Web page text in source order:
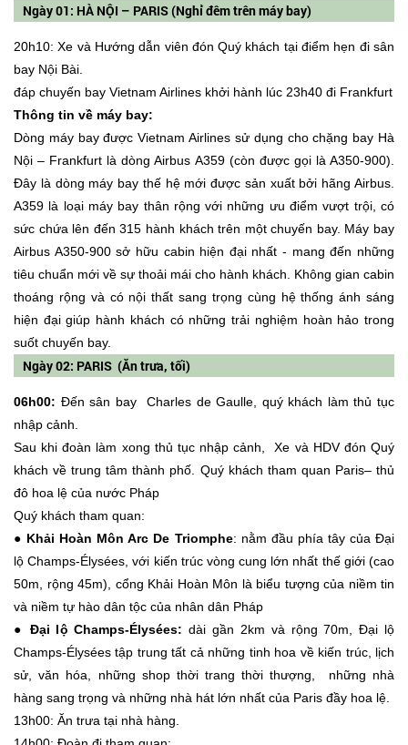
Ngày 01: HÀ NỘI – PARIS (Nghỉ đêm trên máy bay)
20h10: Xe và Hướng dẫn viên đón Quý khách tại điểm hẹn đi sân
bay Nội Bài.
đáp chuyến bay Vietnam Airlines khởi hành lúc 23h40 đi Frankfurt
Thông tin về máy bay:
Dòng máy bay được Vietnam Airlines sử dụng cho chặng bay Hà
Nội – Frankfurt là dòng Airbus A359 (còn được gọi là A350-900).
Đây là dòng máy bay thế hệ mới được sản xuất bởi hãng Airbus.
A359 là loại máy bay thân rộng với những ưu điểm vượt trội, có
sức chứa lên đến 315 hành khách trên một chuyến bay. Máy bay
Airbus A350-900 sở hữu cabin hiện đại nhất - mang đến những
tiêu chuẩn mới về sự thoải mái cho hành khách. Không gian cabin
thoáng rộng và có nội thất sang trọng cùng hệ thống ánh sáng
hiện đại giúp hành khách có những trải nghiệm hoàn hảo trong
suốt chuyến bay.
Ngày 02: PARIS (Ăn trưa, tối)
06h00: Đến sân bay Charles de Gaulle, quý khách làm thủ tục
nhập cảnh.
Sau khi đoàn làm xong thủ tục nhập cảnh, Xe và HDV đón Quý
khách về trung tâm thành phố. Quý khách tham quan Paris– thủ
đô hoa lệ của nước Pháp
Quý khách tham quan:
● Khải Hoàn Môn Arc De Triomphe: nằm đầu phía tây của Đại
lộ Champs-Élysées, với kiến trúc vòng cung lớn nhất thế giới (cao
50m, rộng 45m), cổng Khải Hoàn Môn là biểu tượng của niềm tin
và niềm tự hào dân tộc của nhân dân Pháp
● Đại lộ Champs-Élysées: dài gần 2km và rộng 70m, Đại lộ
Champs-Élysées tập trung tất cả những tinh hoa về kiến trúc, lịch
sử, văn hóa, những shop thời trang thời thượng, những nhà
hàng sang trọng và những nhà hát lớn nhất của Paris đầy hoa lệ.
13h00: Ăn trưa tại nhà hàng.